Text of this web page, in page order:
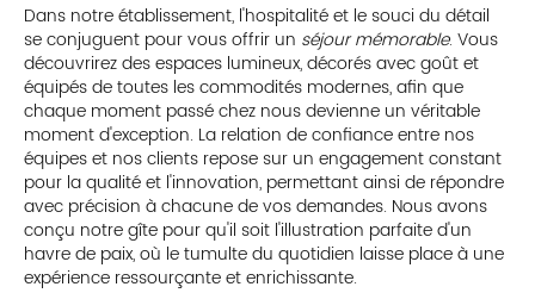
Dans notre établissement, l'hospitalité et le souci du détail
se conjuguent pour vous offrir un séjour mémorable. Vous
découvrirez des espaces lumineux, décorés avec goût et
équipés de toutes les commodités modernes, afin que
chaque moment passé chez nous devienne un véritable
moment d'exception. La relation de confiance entre nos
équipes et nos clients repose sur un engagement constant
pour la qualité et l'innovation, permettant ainsi de répondre
avec précision à chacune de vos demandes. Nous avons
conçu notre gîte pour qu'il soit l'illustration parfaite d'un
havre de paix, où le tumulte du quotidien laisse place à une
expérience ressourçante et enrichissante.